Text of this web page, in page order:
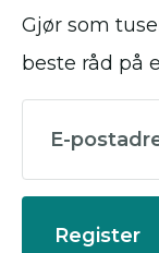
Gjør som
beste råd på
Register